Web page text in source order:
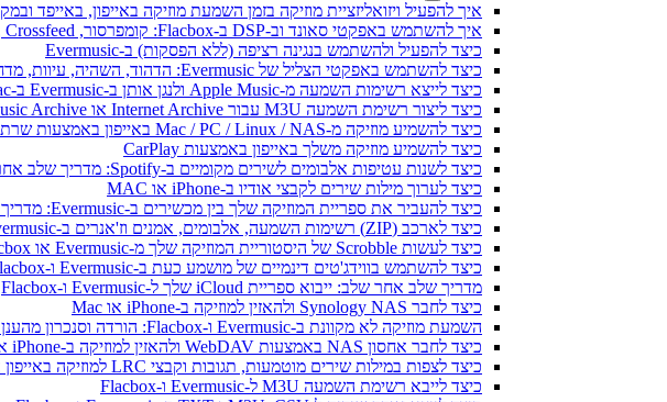
איך להפעיל ויזואליזציית מוזיקה בזמן השמעת מוזיקה באייפון, באייפד ובמק
איך להשתמש באפקטי סאונד וב-DSP ב-Flacbox: קומפרסור, Freeverb, Crossfeed, אקו, נרמול עוצמת קול ועוד
כיצד להפעיל ולהשתמש בנגינה רציפה (ללא הפסקות) ב-Evermusic
כיצד להשתמש באפקטי הצליל של Evermusic: הדהוד, השהיה, עיוות, מדחס, Crossfeed ונרמול עוצמה
כיצד לייצא רשימות השמעה מ-Apple Music ולנגן אותן ב-Evermusic ב-Mac
כיצד ליצור רשימת השמעה M3U עבור Internet Archive או Live Music Archive
כיצד להשמיע מוזיקה מ-Mac / PC / Linux / NAS באייפון באמצעות שרת Kodi DLNA
כיצד להשמיע מוזיקה משלך באייפון באמצעות CarPlay
כיצד לשנות עטיפות אלבומים לשירים מקומיים ב-Spotify: מדריך שלב אחר שלב (נייד ומחשב)
כיצד לערוך מילות שירים לקבצי אודיו ב-iPhone או MAC
כיצד להעביר את ספריית המוזיקה שלך בין מכשירים ב-Evermusic: מדריך שלב אחר שלב
כיצד לארכב (ZIP) רשימות השמעה, אלבומים, אמנים וז'אנרים ב-Evermusic ו-Flacbox ולהעביר למכשיר אחר
כיצד לעשות Scrobble של היסטוריית המוזיקה שלך מ-Evermusic או Flacbox ל-Last.fm
כיצד להשתמש בווידג'טים דינמיים של מושמע כעת ב-Evermusic ו-Flacbox באייפון ו-Mac שלך
מדריך שלב אחר שלב: ייבוא ספריית iCloud שלך ל-Evermusic ו-Flacbox
כיצד לחבר Synology NAS ולהאזין למוזיקה ב-iPhone או Mac
השמעת מוזיקה לא מקוונת ב-Evermusic ו-Flacbox: הורדה וסנכרון מהענן לקבצים מקומיים
כיצד לחבר אחסון NAS באמצעות WebDAV ולהאזין למוזיקה ב-iPhone או Mac
כיצד לצפות במילות שירים מוטמעות, תגובות וקבצי LRC למוזיקה באייפון או מק
כיצד לייבא רשימת השמעה M3U ל-Evermusic ו-Flacbox